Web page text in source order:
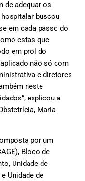
de adequar os
buscou
em cada passo do
estas que
em prol do
não só com
e diretores
neste
explicou a
Maria
por um
Bloco de
Unidade de
Unidade de